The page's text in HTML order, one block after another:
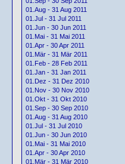
01.Aug - 31 Aug 2011
01.Jul - 31 Jul 2011
01.Jun - 30 Jun 2011
01.Mai - 31 Mai 2011
01.Apr - 30 Apr 2011
01.Mär - 31 Mär 2011
01.Feb - 28 Feb 2011
01.Jan - 31 Jan 2011
01.Dez - 31 Dez 2010
01.Nov - 30 Nov 2010
01.Okt - 31 Okt 2010
01.Sep - 30 Sep 2010
01.Aug - 31 Aug 2010
01.Jul - 31 Jul 2010
01.Jun - 30 Jun 2010
01.Mai - 31 Mai 2010
01.Apr - 30 Apr 2010
01.Mär - 31 Mär 2010